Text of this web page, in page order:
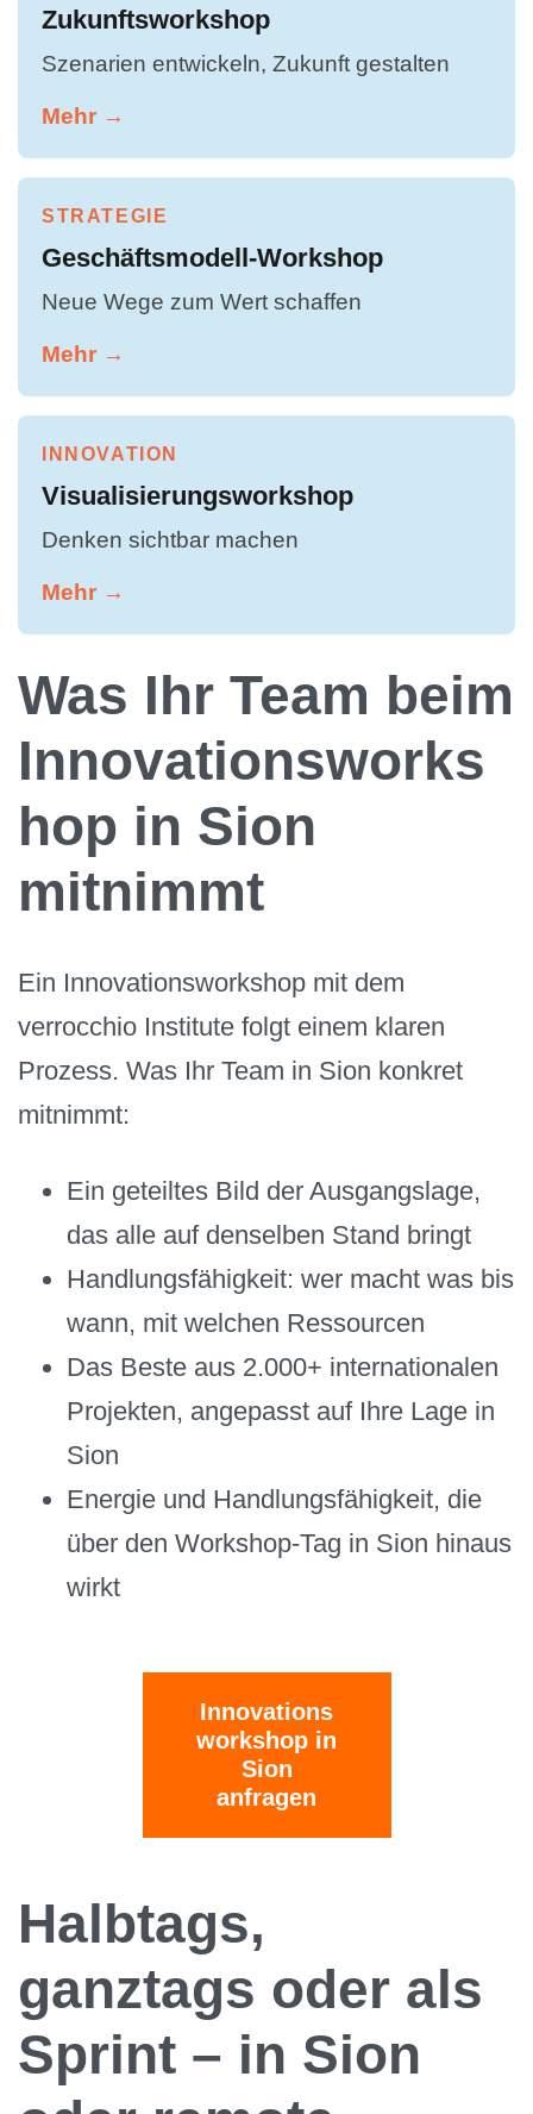
Zukunftsworkshop
Szenarien entwickeln, Zukunft gestalten
Mehr →
STRATEGIE
Geschäftsmodell-Workshop
Neue Wege zum Wert schaffen
Mehr →
INNOVATION
Visualisierungsworkshop
Denken sichtbar machen
Mehr →
Was Ihr Team beim
Innovationsworks
hop in Sion
mitnimmt
Ein Innovationsworkshop mit dem
verrocchio Institute folgt einem klaren
Prozess. Was Ihr Team in Sion konkret
mitnimmt:
Ein geteiltes Bild der Ausgangslage,
das alle auf denselben Stand bringt
Handlungsfähigkeit: wer macht was bis
wann, mit welchen Ressourcen
Das Beste aus 2.000+ internationalen
Projekten, angepasst auf Ihre Lage in
Sion
Energie und Handlungsfähigkeit, die
über den Workshop-Tag in Sion hinaus
wirkt
Innovations
workshop in
Sion
anfragen
Halbtags,
ganztags oder als
Sprint – in Sion